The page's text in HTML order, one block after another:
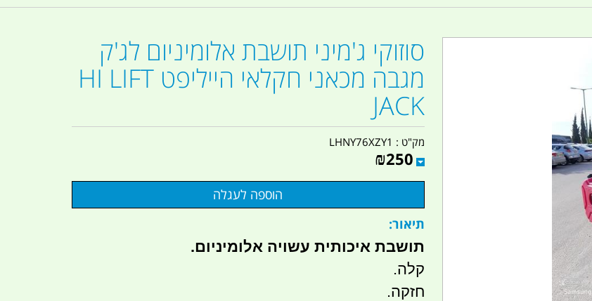
סוזוקי ג'מיני תושבת אלומיניום לג'ק
מגבה מכאני חקלאי הייליפט HI LIFT
JACK
מק"ט : LHNY76XZY1
₪250
תיאור:
תושבת איכותית עשויה אלומיניום.
קלה.
חזקה.